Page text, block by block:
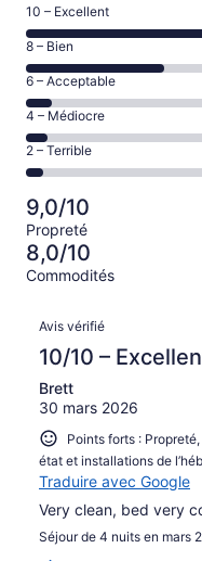
Note
de 10
–
Excellent,
d’après
71 avis
sur 132.
10 – Excellent
Note
de 8
–
Bien,
d’après
42 avis
sur 132.
8 – Bien
Note
de 6
–
Acceptable,
d’après
sur 132.
6 – Acceptable
Note
de 4
–
Médiocre,
d’après
6 avis
sur 132.
4 – Médiocre
Note
de 2
–
Terrible,
d’après
5 avis
sur 132.
2 – Terrible
9,0/10
Propreté
8,0/10
Commodités
Avis
Avis vérifié
10/10 –
Brett
30 mars 2026
Points forts :
état et installations de
Traduire avec Google
Very clean, bed very
Séjour de 4 nuits en mars